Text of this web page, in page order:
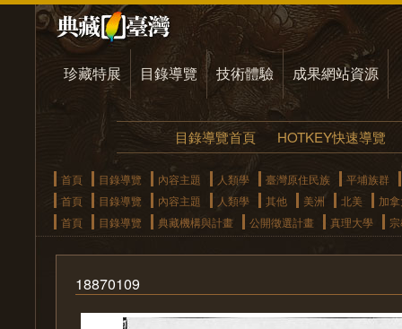
珍藏特展 目錄導覽 技術體驗 成果網站資源
目錄導覽首頁 HOTKEY快速導覽
首頁 目錄導覽 內容主題 人類學 臺灣原住民族
平埔族群
首頁
目錄導覽 內容主題 人類學 其他 美洲 北美
加
首頁
目錄導覽 典藏機構與計畫 公開徵選計畫 真理大學
18870109